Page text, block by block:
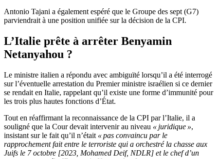
Antonio Tajani a également espéré que le Groupe des sept (G7)
parviendrait à une position unifiée sur la décision de la CPI.
L’Italie prête à arrêter Benyamin
Netanyahou ?
Le ministre italien a répondu avec ambiguïté lorsqu’il a été interrogé
sur l’éventuelle arrestation du Premier ministre israélien si ce dernier
se rendait en Italie, rappelant qu’il existe une forme d’immunité pour
les trois plus hautes fonctions d’État.
Tout en réaffirmant la reconnaissance de la CPI par l’Italie, il a
souligné que la Cour devait intervenir au niveau « juridique »,
insistant sur le fait qu’il n’était « pas convaincu par le
rapprochement fait entre le terroriste qui a orchestré la chasse aux
Juifs le 7 octobre [2023, Mohamed Deif, NDLR] et le chef d’un